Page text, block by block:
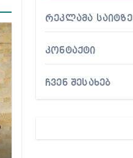
რეკლამა საიტზე
კონტაქტი
ჩვენ შესახებ